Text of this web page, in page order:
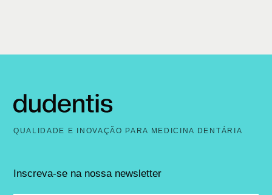
QUALIDADE E INOVAÇÃO PARA MEDICINA DENTÁRIA
Inscreva-se na nossa newsletter